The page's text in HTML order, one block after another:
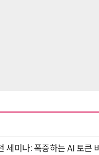
세미나: 폭증하는 AI 토큰